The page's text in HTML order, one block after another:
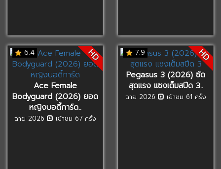
6.4 HD
Ace Female
Bodyguard (2026) ยอด
หญิงบอดี้การ์ด..
ฉาย 2026 เข้าชม 67 ครั้ง
7.9 HD
Pegasus 3 (2026) ซัด
สุดแรง แซงเต็มสปีด 3..
ฉาย 2026 เข้าชม 61 ครั้ง